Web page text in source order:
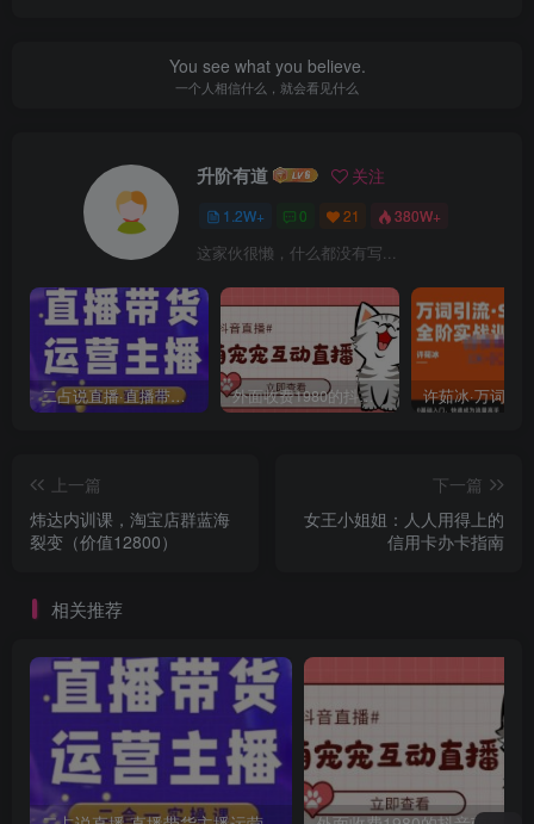
You see what you believe.
一个人相信什么，就会看见什么
升阶有道 关注
1.2W+ 0 21 380W+
这家伙很懒，什么都没有写...
二占说直播·直播带货主播运营课程，主播运营二合一实操课 外面收费1980的抖音萌宠宠直播项目，可虚拟人直播，抖音报白，实时互动直播【软件+详细教程】
上一篇
炜达内训课，淘宝店群蓝海
裂变（价值12800）
下一篇
女王小姐姐：人人用得上的
信用卡办卡指南
相关推荐